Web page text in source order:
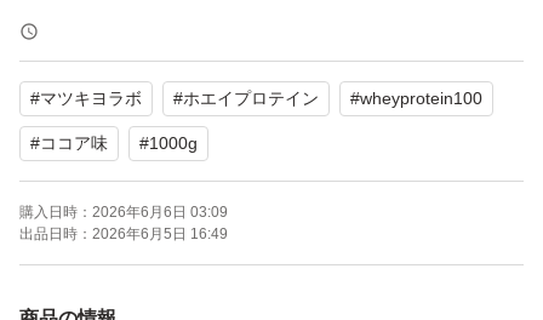
【商品名】WHEY PROTEIN 100
【フレーバー】ココア味
【内容量】1000g
【商品の状態】未使用
【賞味期限】2026.06
【定価】3,866円
#マツキヨラボ #ホエイプロテイン #wheyprotein100
#ココア味 #1000g
購入日時： 2026年6月6日 03:09
出品日時： 2026年6月5日 16:49